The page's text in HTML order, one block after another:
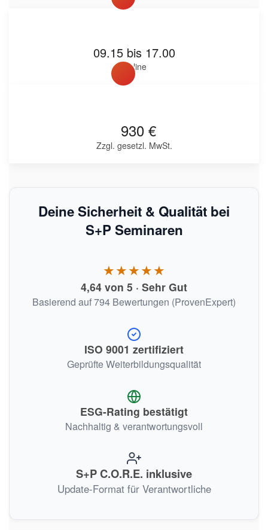
09.15 bis 17.00
Online
930 €
Zzgl. gesetzl. MwSt.
Deine Sicherheit & Qualität bei
S+P Seminaren
★★★★★
4,64 von 5 · Sehr Gut
Basierend auf 794 Bewertungen (ProvenExpert)
ISO 9001 zertifiziert
Geprüfte Weiterbildungsqualität
ESG-Rating bestätigt
Nachhaltig & verantwortungsvoll
S+P C.O.R.E. inklusive
Update-Format für Verantwortliche